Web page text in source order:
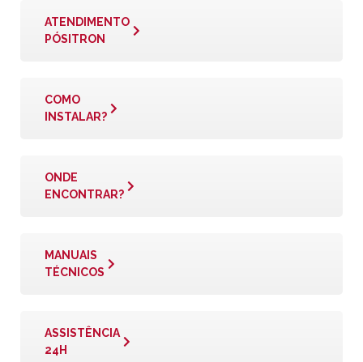
ATENDIMENTO
PÓSITRON
COMO
INSTALAR?
ONDE
ENCONTRAR?
MANUAIS
TÉCNICOS
ASSISTÊNCIA
24H